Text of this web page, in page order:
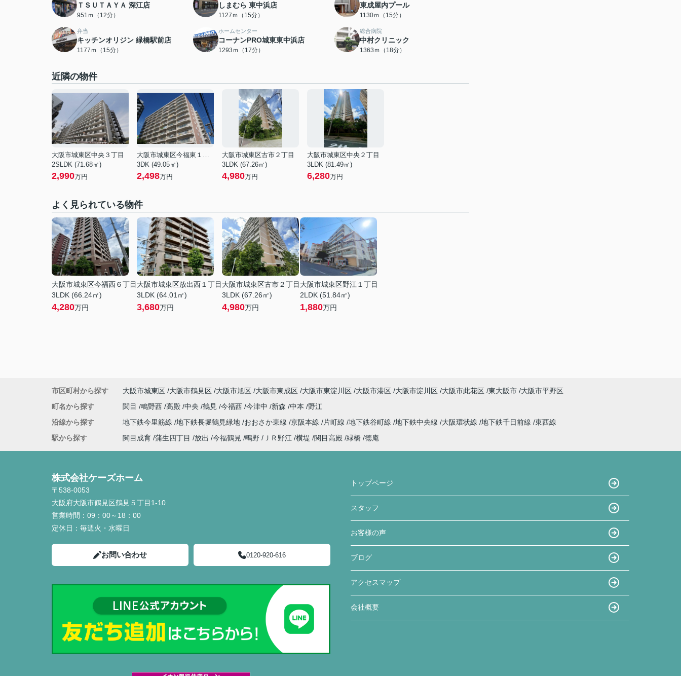
ＴＳＵＴＡＹＡ 深江店
951ｍ（12分）
しまむら 東中浜店
1127ｍ（15分）
東成屋内プール
1130ｍ（15分）
弁当
キッチンオリジン 緑橋駅前店
1177ｍ（15分）
ホームセンター
コーナンPRO城東東中浜店
1293ｍ（17分）
総合病院
中村クリニック
1363ｍ（18分）
近隣の物件
大阪市城東区中央３丁目
2SLDK (71.68㎡)
2,990万円
大阪市城東区今福東１丁目
3DK (49.05㎡)
2,498万円
大阪市城東区古市２丁目
3LDK (67.26㎡)
4,980万円
大阪市城東区中央２丁目
3LDK (81.49㎡)
6,280万円
よく見られている物件
大阪市城東区今福西６丁目
3LDK (66.24㎡)
4,280万円
大阪市城東区放出西１丁目
3LDK (64.01㎡)
3,680万円
大阪市城東区古市２丁目
3LDK (67.26㎡)
4,980万円
大阪市城東区野江１丁目
2LDK (51.84㎡)
1,880万円
市区町村から探す 大阪市城東区 大阪市鶴見区 大阪市旭区 大阪市東成区 大阪市東淀川区 大阪市港区 大阪市淀川区 大阪市此花区 東大阪市 大阪市平野区
町名から探す
関目 鴫野西 高殿 中央 鶴見 今福西 今津中 新森 中本
野江
沿線から探す
地下鉄今里筋線 地下鉄長堀鶴見緑地 おおさか東線 京阪本線 片町線 地下鉄谷町線 地下鉄中央線 大阪環状線 地下鉄千日前線 東西線
駅から探す
関目成育 蒲生四丁目 放出 今福鶴見 鴫野 ＪＲ野江 横堤 関目高殿 緑橋 徳庵
株式会社ケーズホーム
〒538-0053
大阪府大阪市鶴見区鶴見５丁目1-10
営業時間： 09：00～18：00
定休日： 毎週火・水曜日
お問い合わせ 0120-920-616
トップページ
スタッフ
お客様の声
ブログ
アクセスマップ
会社概要